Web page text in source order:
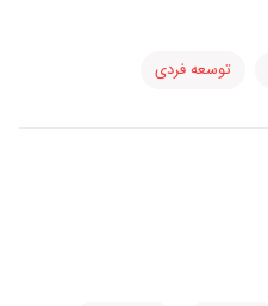
توسعه فردی